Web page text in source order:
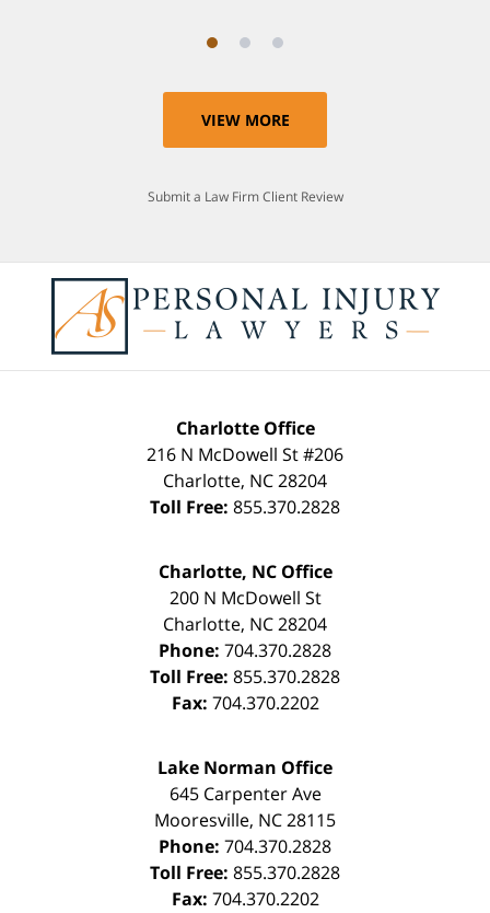
VIEW MORE
Submit a Law Firm Client Review
Charlotte Office
216 N McDowell St #206
Charlotte, NC28204
Toll Free: 855.370.2828
Charlotte, NC Office
200 N McDowell St
Charlotte, NC28204
Phone: 704.370.2828
Toll Free: 855.370.2828
Fax: 704.370.2202
Lake Norman Office
645 Carpenter Ave
Mooresville, NC28115
Phone: 704.370.2828
Toll Free: 855.370.2828
Fax: 704.370.2202